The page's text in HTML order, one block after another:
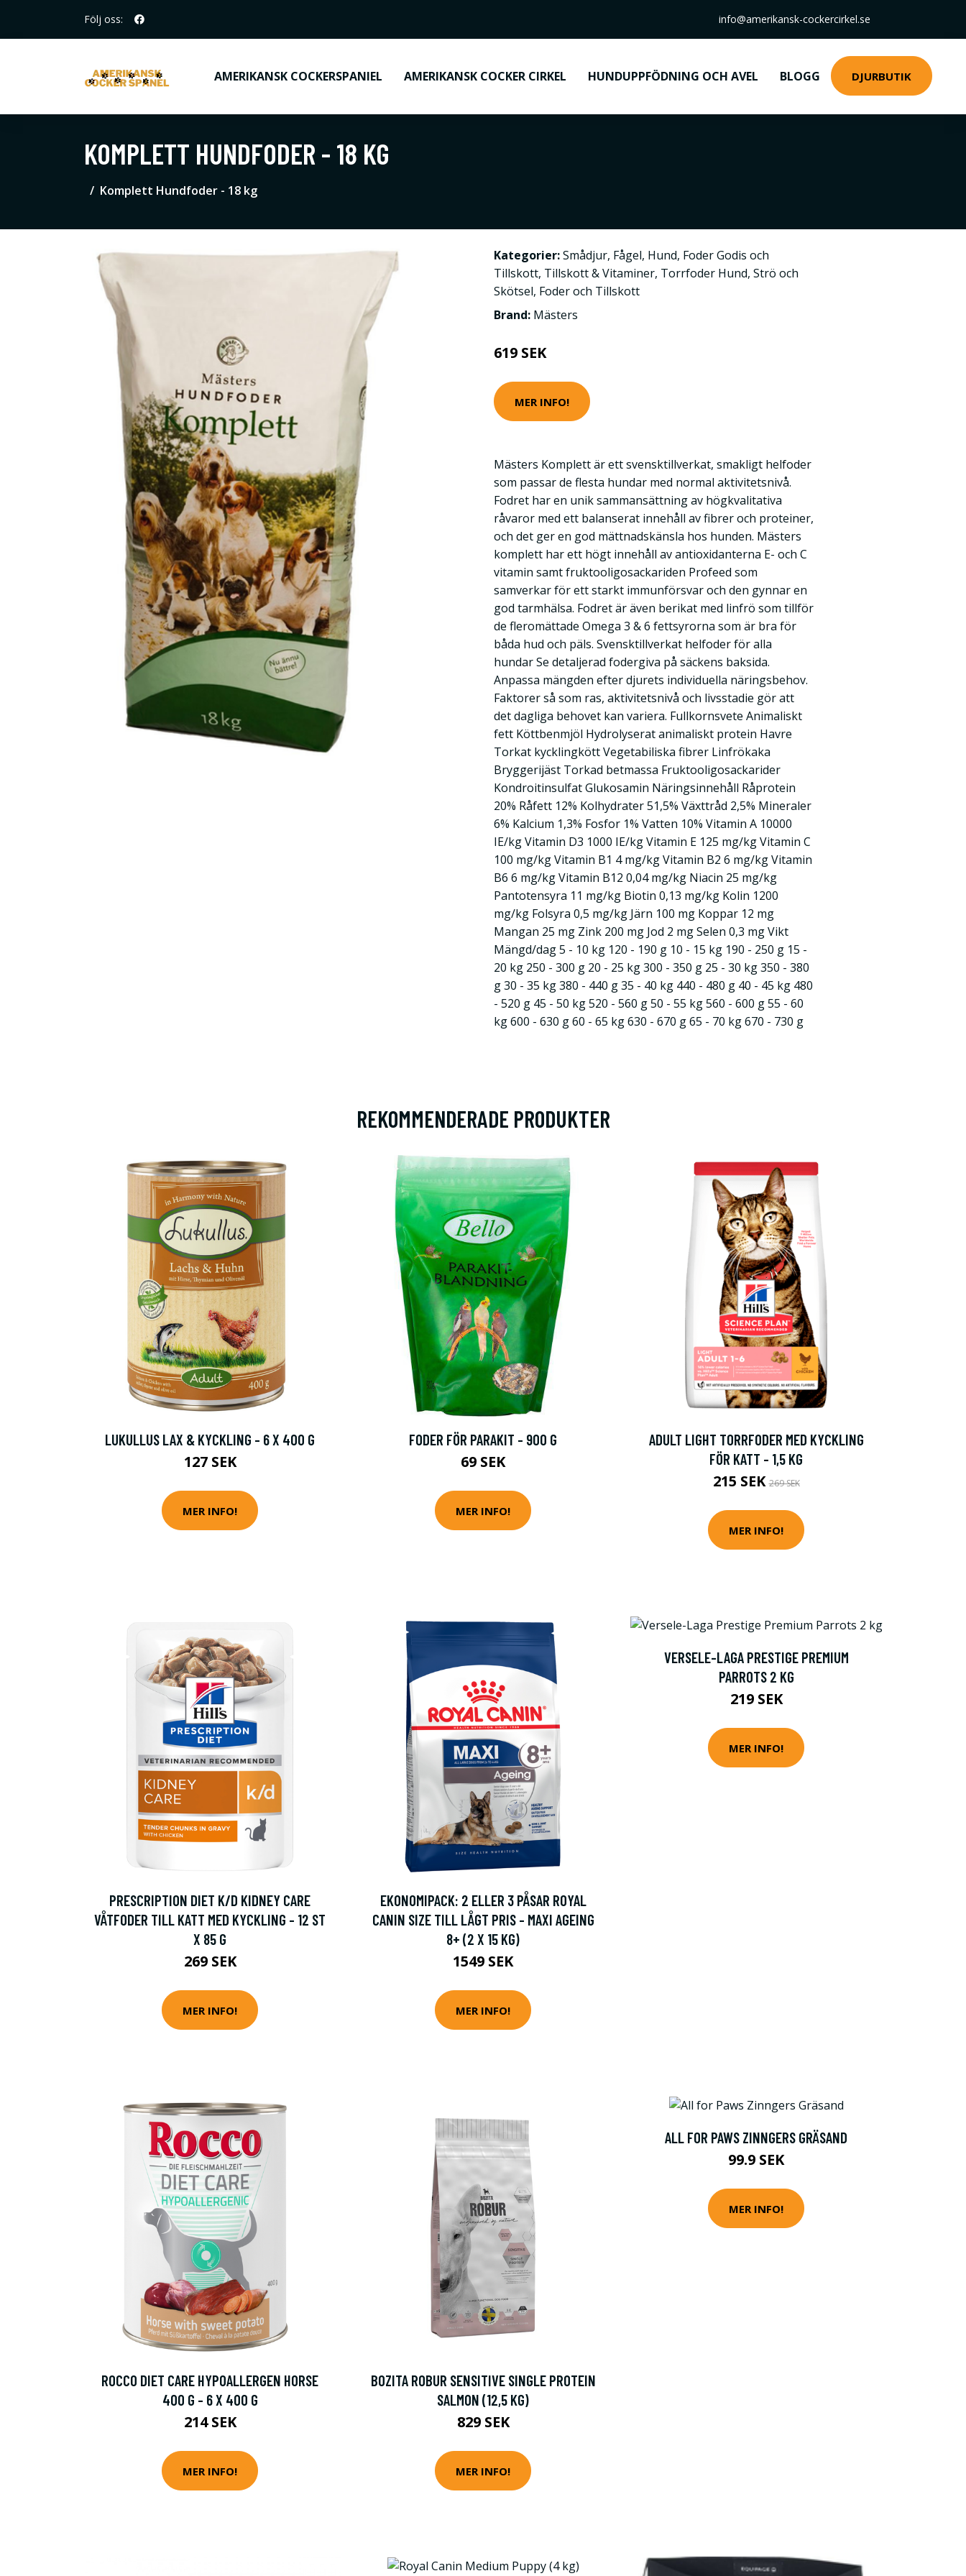
Följ oss: info@amerikansk-cockercirkel.se
AMERIKANSK COCKERSPANIEL AMERIKANSK COCKER CIRKEL HUNDUPPFÖDNING OCH AVEL BLOGG DJURBUTIK
KOMPLETT HUNDFODER - 18 KG
Komplett Hundfoder - 18 kg
Kategorier:Smådjur, Fågel, Hund, Foder Godis och
Tillskott, Tillskott & Vitaminer, Torrfoder Hund, Strö och
Skötsel, Foder och Tillskott
Brand: Mästers
619 SEK
MER INFO!
Mästers Komplett är ett svensktillverkat, smakligt helfoder
som passar de flesta hundar med normal aktivitetsnivå.
Fodret har en unik sammansättning av högkvalitativa
råvaror med ett balanserat innehåll av fibrer och proteiner,
och det ger en god mättnadskänsla hos hunden. Mästers
komplett har ett högt innehåll av antioxidanterna E- och C
vitamin samt fruktooligosackariden Profeed som
samverkar för ett starkt immunförsvar och den gynnar en
god tarmhälsa. Fodret är även berikat med linfrö som tillför
de fleromättade Omega 3 & 6 fettsyrorna som är bra för
båda hud och päls. Svensktillverkat helfoder för alla
hundar Se detaljerad fodergiva på säckens baksida.
Anpassa mängden efter djurets individuella näringsbehov.
Faktorer så som ras, aktivitetsnivå och livsstadie gör att
det dagliga behovet kan variera. Fullkornsvete Animaliskt
fett Köttbenmjöl Hydrolyserat animaliskt protein Havre
Torkat kycklingkött Vegetabiliska fibrer Linfrökaka
Bryggerijäst Torkad betmassa Fruktooligosackarider
Kondroitinsulfat Glukosamin Näringsinnehåll Råprotein
20% Råfett 12% Kolhydrater 51,5% Växttråd 2,5% Mineraler
6% Kalcium 1,3% Fosfor 1% Vatten 10% Vitamin A 10000
IE/kg Vitamin D3 1000 IE/kg Vitamin E 125 mg/kg Vitamin C
100 mg/kg Vitamin B1 4 mg/kg Vitamin B2 6 mg/kg Vitamin
B6 6 mg/kg Vitamin B12 0,04 mg/kg Niacin 25 mg/kg
Pantotensyra 11 mg/kg Biotin 0,13 mg/kg Kolin 1200
mg/kg Folsyra 0,5 mg/kg Järn 100 mg Koppar 12 mg
Mangan 25 mg Zink 200 mg Jod 2 mg Selen 0,3 mg Vikt
Mängd/dag 5 - 10 kg 120 - 190 g 10 - 15 kg 190 - 250 g 15 -
20 kg 250 - 300 g 20 - 25 kg 300 - 350 g 25 - 30 kg 350 - 380
g 30 - 35 kg 380 - 440 g 35 - 40 kg 440 - 480 g 40 - 45 kg 480
- 520 g 45 - 50 kg 520 - 560 g 50 - 55 kg 560 - 600 g 55 - 60
kg 600 - 630 g 60 - 65 kg 630 - 670 g 65 - 70 kg 670 - 730 g
REKOMMENDERADE PRODUKTER
LUKULLUS LAX & KYCKLING - 6 X 400 G
127 SEK
MER INFO!
FODER FÖR PARAKIT - 900 G
69 SEK
MER INFO!
ADULT LIGHT TORRFODER MED KYCKLING
FÖR KATT - 1,5 KG
215 SEK269 SEK
MER INFO!
PRESCRIPTION DIET K/D KIDNEY CARE
VÅTFODER TILL KATT MED KYCKLING - 12 ST
X 85 G
269 SEK
MER INFO!
EKONOMIPACK: 2 ELLER 3 PÅSAR ROYAL
CANIN SIZE TILL LÅGT PRIS - MAXI AGEING
8+ (2 X 15 KG)
1549 SEK
MER INFO!
VERSELE-LAGA PRESTIGE PREMIUM
PARROTS 2 KG
219 SEK
MER INFO!
ROCCO DIET CARE HYPOALLERGEN HORSE
400 G - 6 X 400 G
214 SEK
MER INFO!
BOZITA ROBUR SENSITIVE SINGLE PROTEIN
SALMON (12,5 KG)
829 SEK
MER INFO!
ALL FOR PAWS ZINNGERS GRÄSAND
99.9 SEK
MER INFO!